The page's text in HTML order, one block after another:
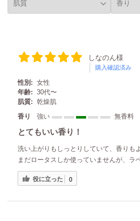
しなのん様
購入確認済み
性別: 女性
年齢: 30代〜
肌質: 乾燥肌
香り
強い 無香料
とてもいい香り！
洗い上がりもしっとりしていて、香りも
まだロータスしか使っていませんが、ラ
役に立った 0